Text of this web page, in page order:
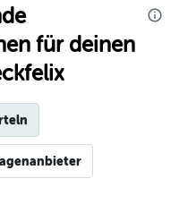
für deinen